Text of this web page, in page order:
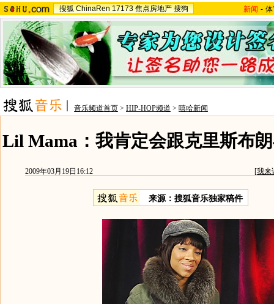
搜狐 ChinaRen 17173 焦点房地产 搜狗 新闻 -
音乐频道首页 > HIP-HOP频道 > 嘻哈新闻
Lil Mama：我肯定会跟克里斯布
2009年03月19日16:12 [我来
来源：搜狐音乐独家稿件